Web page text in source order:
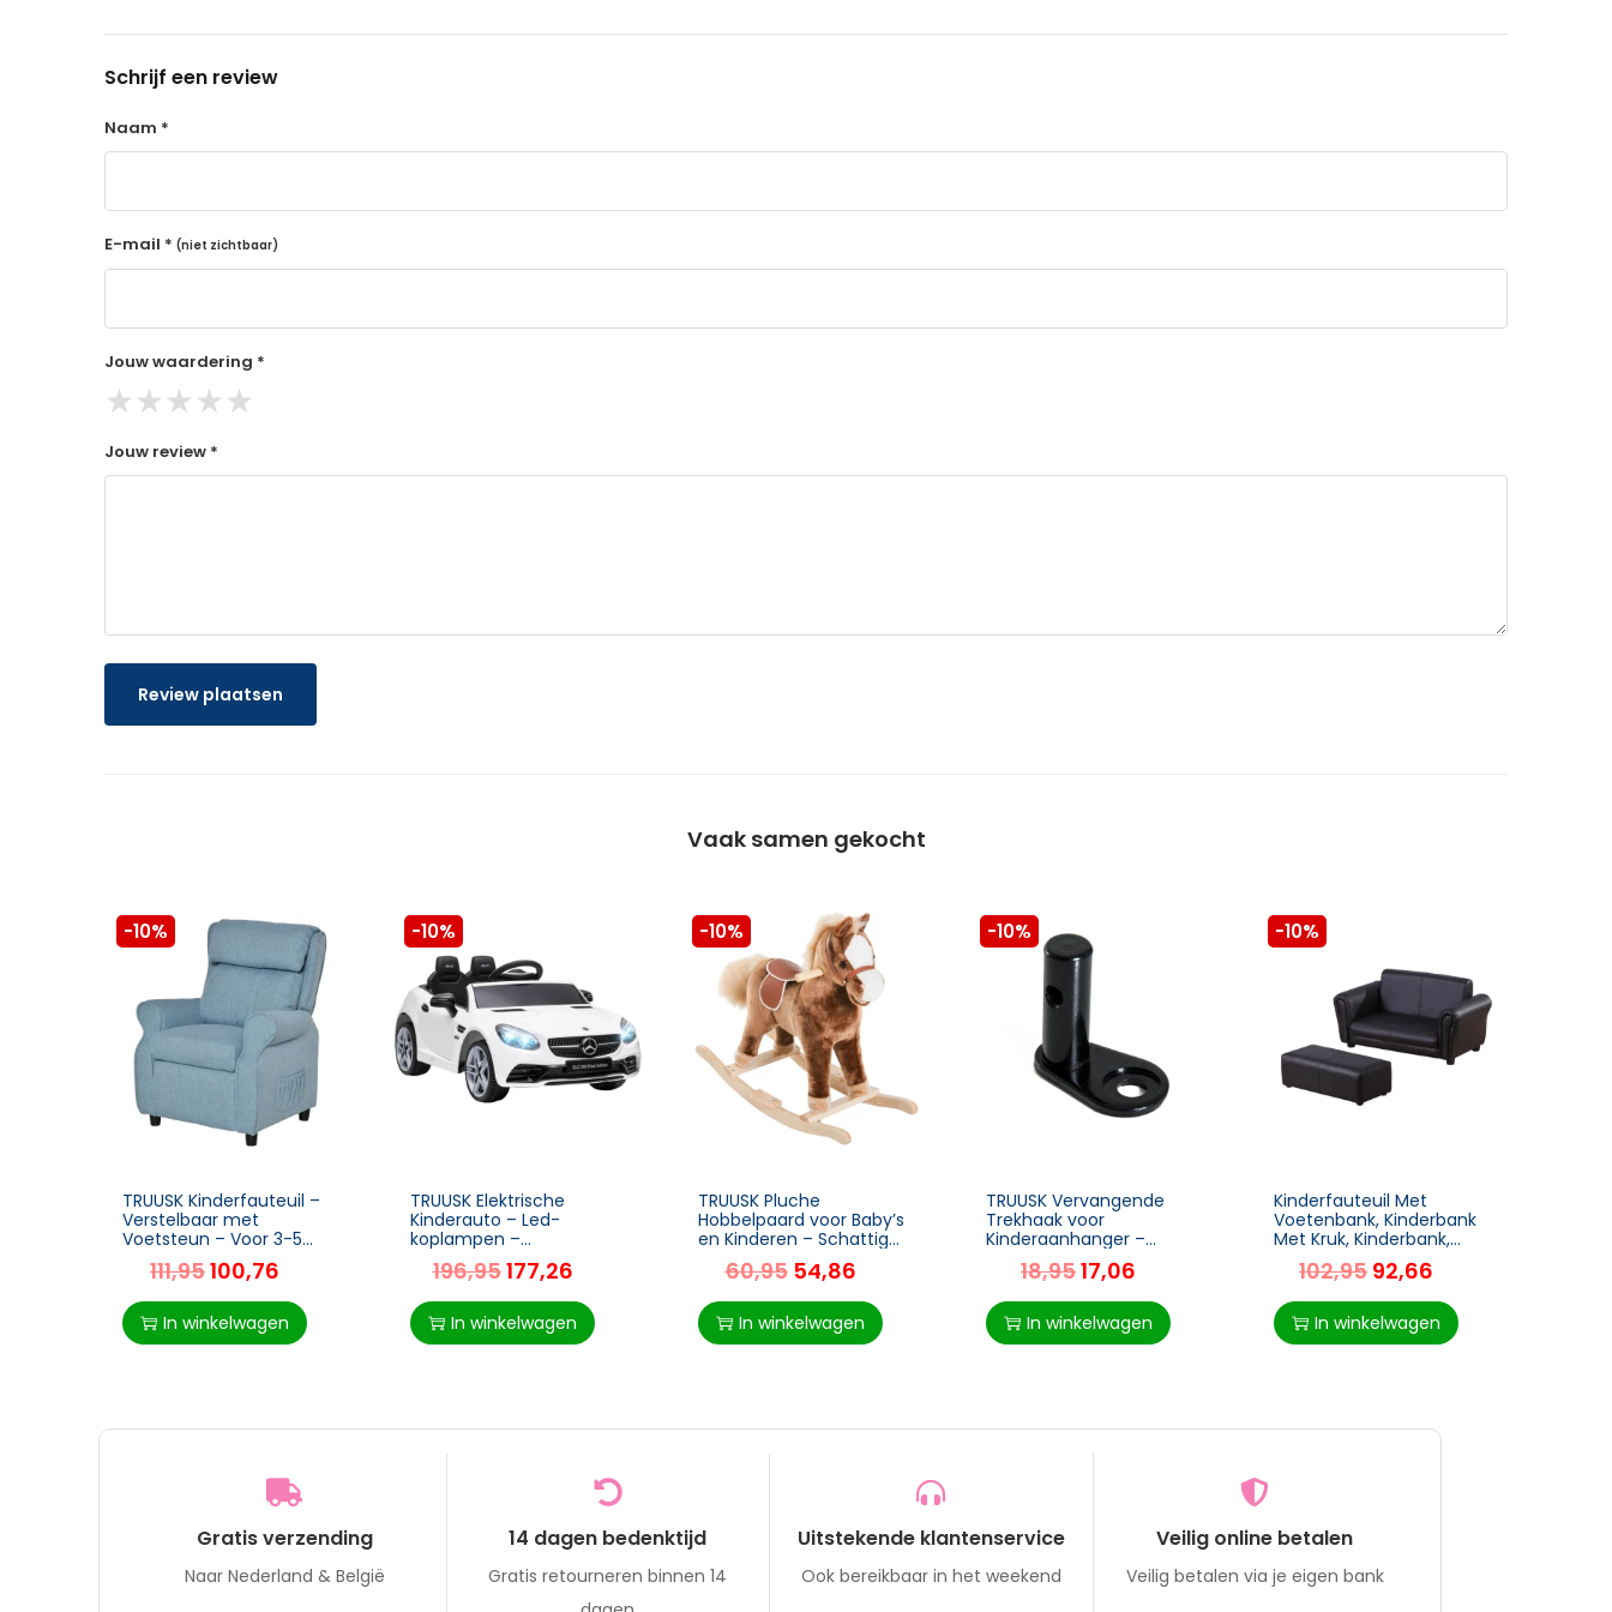
14 dagen retourtermijn
Binnen 14 dagen een terugbetaling na ontvangst van retour
De terugbetaling wordt gedaan via de betaalmethode waarmee de bestelling is gedaan
Schrijf een review
Naam *
E-mail * (niet zichtbaar)
Jouw waardering *
★★★★★
Jouw review *
Review plaatsen
Vaak samen gekocht
-10%
TRUUSK Kinderfauteuil –
Verstelbaar met
Voetsteun – Voor 3-5
Jaar – Blauw – 58 x 53 x
70 cm
111,95100,76
In winkelwagen
-10%
TRUUSK Elektrische
Kinderauto – Led-
koplampen –
Veiligheidsgordel –
Claxon – Muziek – 3 tot 5
km/u – Wit – 107 x 62,5 x
44 cm
196,95177,26
In winkelwagen
-10%
TRUUSK Pluche
Hobbelpaard voor Baby’s
en Kinderen – Schattig
Schommeldier – Bruin –
Afmetingen: L74 x B33 x
H62 cm
60,95 54,86
In winkelwagen
-10%
TRUUSK Vervangende
Trekhaak voor
Kinderaanhanger –
Gemaakt van
Koolstofstaal – Zwart –
Duurzaam en
Betrouwbaar – Eenvoudig
te
18,9517,06
In winkelwagen
-10%
Kinderfauteuil Met
Voetenbank, Kinderbank
Met Kruk, Kinderbank,
Bankfauteuil, Zwart, 83 X
42 X 41 Cm
102,95 92,66
In winkelwagen
Gratis verzending
Naar Nederland & België
14 dagen bedenktijd
Gratis retourneren binnen 14
Uitstekende klantenservice
Ook bereikbaar in het weekend
Veilig online betalen
Veilig betalen via je eigen bank